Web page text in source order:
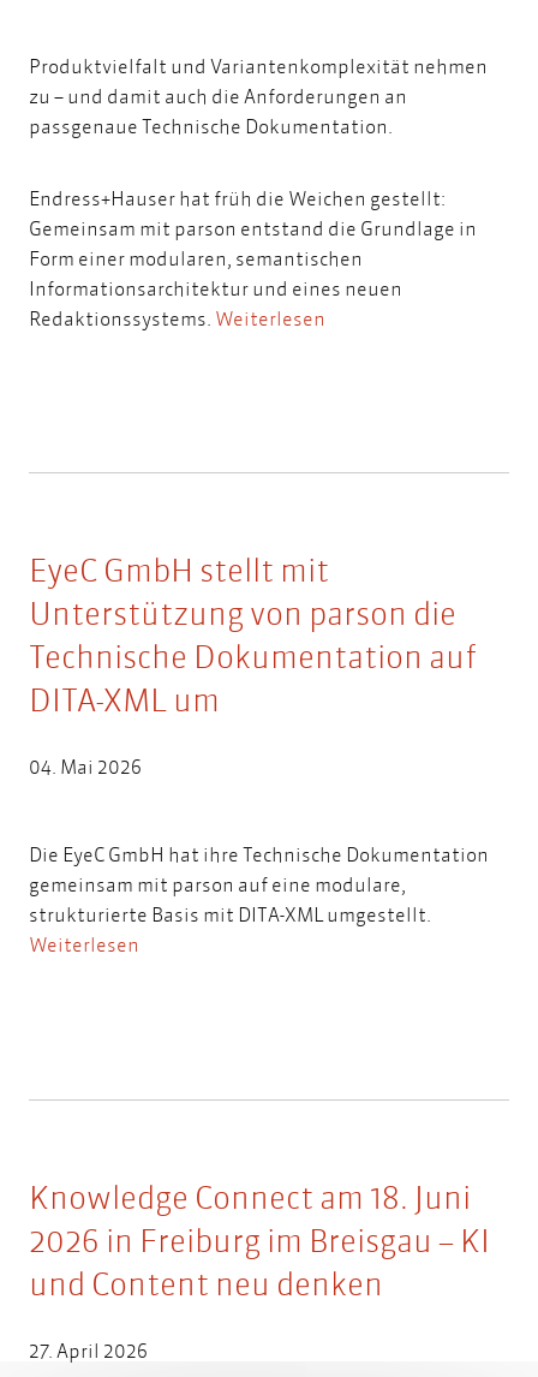
Produktvielfalt und Variantenkomplexität nehmen
zu – und damit auch die Anforderungen an
passgenaue Technische Dokumentation.
Endress+Hauser hat früh die Weichen gestellt:
Gemeinsam mit parson entstand die Grundlage in
Form einer modularen, semantischen
Informationsarchitektur und eines neuen
Redaktionssystems. Weiterlesen
EyeC GmbH stellt mit
Unterstützung von parson die
Technische Dokumentation auf
DITA-XML um
04. Mai 2026
Die EyeC GmbH hat ihre Technische Dokumentation
gemeinsam mit parson auf eine modulare,
strukturierte Basis mit DITA-XML umgestellt.
Weiterlesen
Knowledge Connect am 18. Juni
2026 in Freiburg im Breisgau – KI
und Content neu denken
27. April 2026